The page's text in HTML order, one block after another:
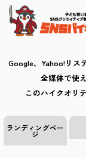
SNSバイ
料金
制作の流れ
Google、Yahoo!リス
全媒体で使
このハイクオリ
ランディングペー
ジ